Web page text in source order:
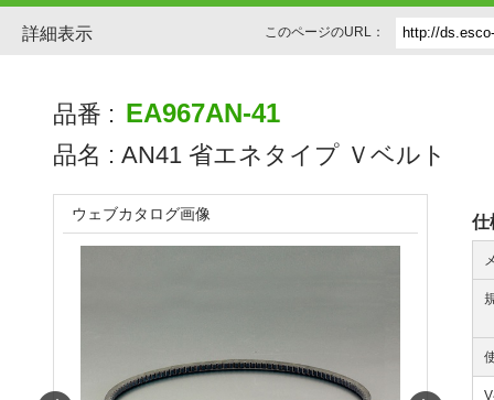
詳細表示 このページのURL：
品番 : EA967AN-41
品名 : AN41 省エネタイプ Ｖベルト
仕
ウェブカタログ画像